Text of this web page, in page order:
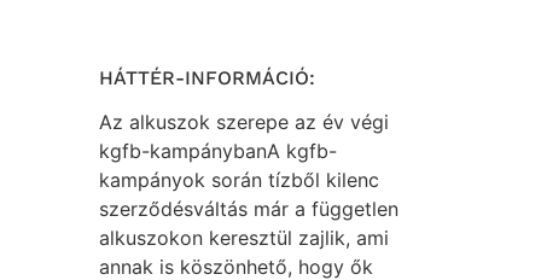
HÁTTÉR-INFORMÁCIÓ:
Az alkuszok szerepe az év végi
kgfb-kampánybanA kgfb-
kampányok során tízből kilenc
szerződésváltás már a független
alkuszokon keresztül zajlik, ami
annak is köszönhető, hogy ők